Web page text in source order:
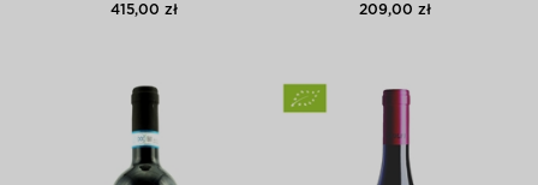
415,00 zł 209,00 zł